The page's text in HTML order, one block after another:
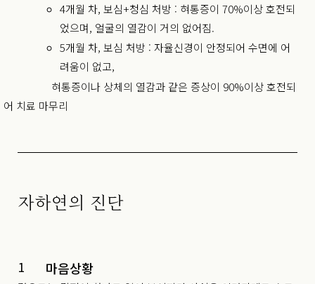
4개월 차, 보심+청심 처방 : 혀통증이 70%이상 호전되
었으며, 얼굴의 열감이 거의 없어짐.
5개월 차, 보심 처방 : 자율신경이 안정되어 수면에 어
려움이 없고,
혀통증이나 상체의 열감과 같은 증상이 90%이상 호전되
어 치료 마무리
자하연의 진단
1 마음상황